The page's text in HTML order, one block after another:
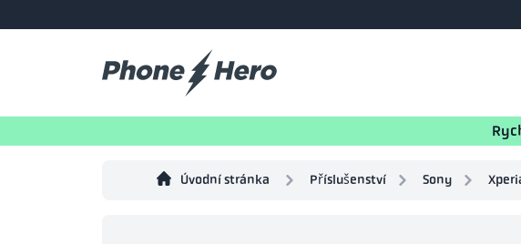
Úvodní stránka Příslušenství Sony